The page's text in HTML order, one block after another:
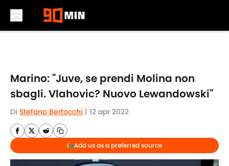
Marino: "Juve, se prendi Molina non
sbagli. Vlahovic? Nuovo Lewandowski"
Di Stefano Bertocchi | 12 apr 2022
Add us as a preferred source